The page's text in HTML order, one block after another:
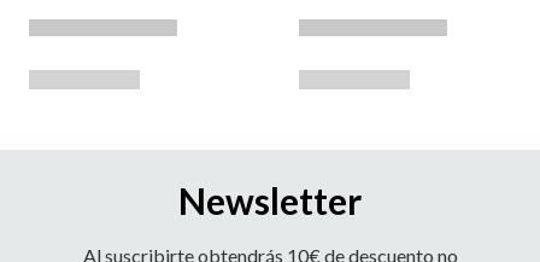
Newsletter
Al suscribirte obtendrás 10€ de descuento no